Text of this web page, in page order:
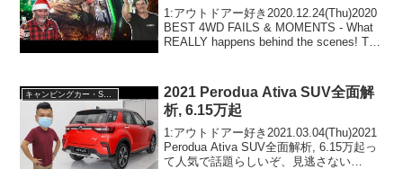
The Shed Ep 15 XMAS Special
1:アウトドアー好き2020.12.24(Thu)2020
BEST 4WD FAILS & MOMENTS - What
REALLY happens behind the scenes! The
キャンピングカー・SUV人気車種
2021 Perodua Ativa SUV全面解
析, 6.15万起
1:アウトドアー好き2021.03.04(Thu)2021
Perodua Ativa SUV全面解析, 6.15万起っ
て人気で話題らしいぞ、見逃さない